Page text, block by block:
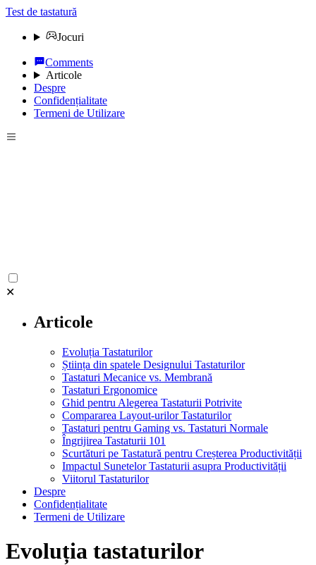
Test de tastatură
Jocuri
Comments
Articole
Despre
Confidențialitate
Termeni de Utilizare
✕
Articole
Evoluția Tastaturilor
Știința din spatele Designului Tastaturilor
Tastaturi Mecanice vs. Membrană
Tastaturi Ergonomice
Ghid pentru Alegerea Tastaturii Potrivite
Compararea Layout-urilor Tastaturilor
Tastaturi pentru Gaming vs. Tastaturi Normale
Îngrijirea Tastaturii 101
Scurtături pe Tastatură pentru Creșterea Productivității
Impactul Sunetelor Tastaturii asupra Productivității
Viitorul Tastaturilor
Despre
Confidențialitate
Termeni de Utilizare
Evoluția tastaturilor